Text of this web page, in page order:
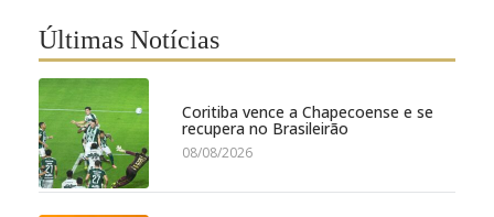
Últimas Notícias
Coritiba vence a Chapecoense e se
recupera no Brasileirão
08/08/2026